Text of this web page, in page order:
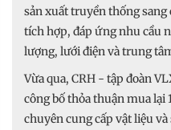
sản xuất truyền thống sang
tích hợp, đáp ứng nhu cầu
lượng, lưới điện và trung
Vừa qua, CRH - tập đoàn
công bố thỏa thuận mua lại
chuyên cung cấp vật liệu